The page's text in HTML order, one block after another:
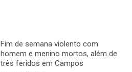
Fim de semana violento com
homem e menino mortos, além de
três feridos em Campos